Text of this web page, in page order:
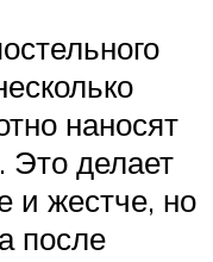
наносят
Это делает
и жестче, но
после